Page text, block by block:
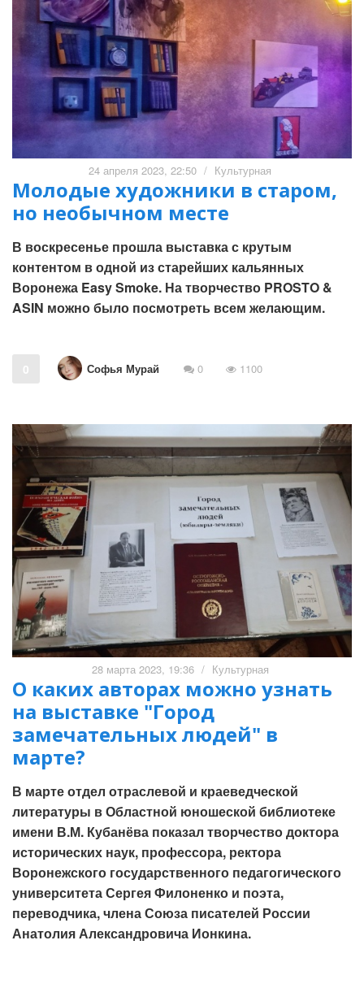
24 апреля 2023, 22:50 / Культурная
Молодые художники в старом,
но необычном месте
В воскресенье прошла выставка с крутым
контентом в одной из старейших кальянных
Воронежа Easy Smoke. На творчество PROSTO &
ASIN можно было посмотреть всем желающим.
0 Софья Мурай 0 1100
28 марта 2023, 19:36 / Культурная
О каких авторах можно узнать
на выставке "Город
замечательных людей" в
марте?
В марте отдел отраслевой и краеведческой
литературы в Областной юношеской библиотеке
имени В.М. Кубанёва показал творчество доктора
исторических наук, профессора, ректора
Воронежского государственного педагогического
университета Сергея Филоненко и поэта,
переводчика, члена Союза писателей России
Анатолия Александровича Ионкина.